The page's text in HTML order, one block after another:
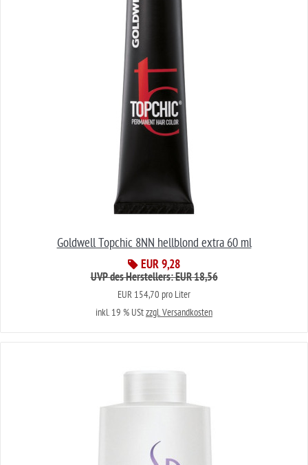
Goldwell Topchic 8NN hellblond extra 60 ml
EUR 9,28
UVP des Herstellers: EUR 18,56
EUR 154,70 pro Liter
inkl. 19 % UStzzgl. Versandkosten